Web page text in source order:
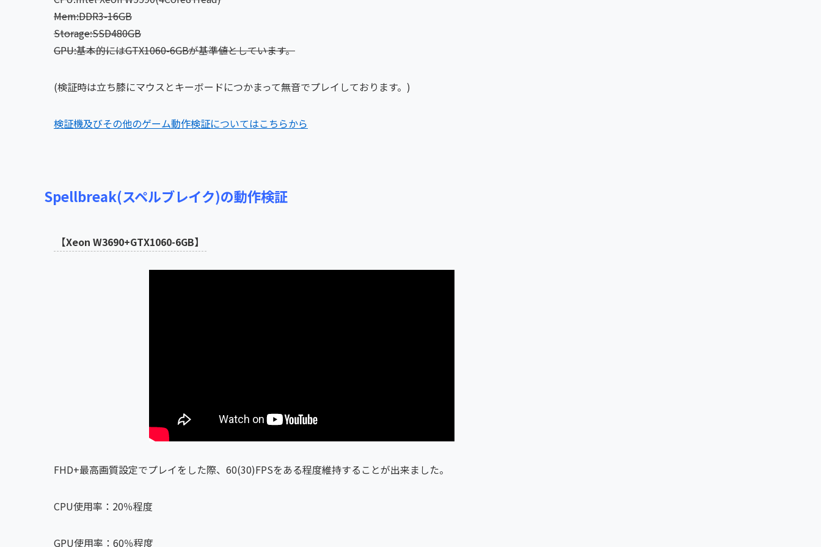
Mem:DDR3-16GB
Storage:SSD480GB
GPU:基本的にはGTX1060-6GBが基準値としています。
(検証時は立ち膝にマウスとキーボードにつかまって無音でプレイしております。)
検証機及びその他のゲーム動作検証についてはこちらから
Spellbreak(スペルブレイク)の動作検証
【Xeon W3690+GTX1060-6GB】
FHD+最高画質設定でプレイをした際、60(30)FPSをある程度維持することが出来ました。
CPU使用率：20％程度
GPU使用率：60％程度